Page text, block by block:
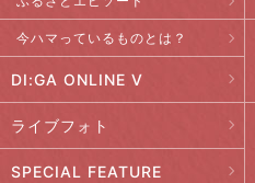
今ハマっているものとは？
DI:GA ONLINE V
ライブフォト
SPECIAL FEATURE